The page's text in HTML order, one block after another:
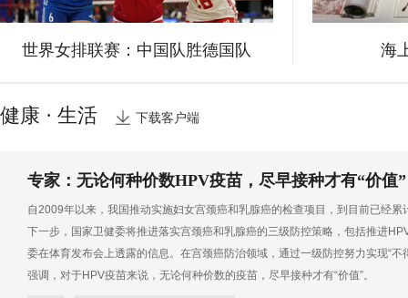
世界女排联赛：中国队胜德国队 海
健康 · 生活 下载客户端
专家：无论何种价数HPV疫苗，尽早接种才有“价值”
自2009年以来，我国推动实施妇女宫颈癌和乳腺癌的检查项目，到目前已经
下一步，国家卫健委将推进落实宫颈癌和乳腺癌的三级防控策略，包括推进
委在体育发布会上透露的信息。在宫颈癌防治领域，通过一级防控努力实现“不
强调，对于HPV疫苗来说，无论何种价数的疫苗，尽早接种才有“价值”。